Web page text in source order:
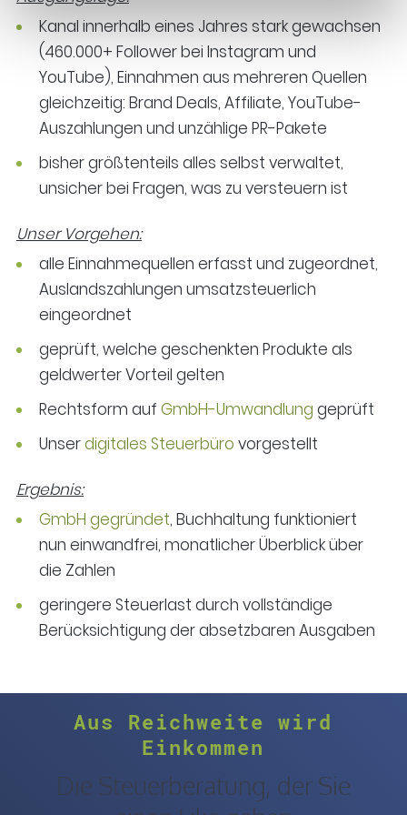
Kanal innerhalb eines Jahres stark gewachsen
(460.000+ Follower bei Instagram und
YouTube), Einnahmen aus mehreren Quellen
gleichzeitig: Brand Deals, Affiliate, YouTube-
Auszahlungen und unzählige PR-Pakete
bisher größtenteils alles selbst verwaltet,
unsicher bei Fragen, was zu versteuern ist
Unser Vorgehen:
alle Einnahmequellen erfasst und zugeordnet,
Auslandszahlungen umsatzsteuerlich
eingeordnet
geprüft, welche geschenkten Produkte als
geldwerter Vorteil gelten
Rechtsform auf GmbH-Umwandlung geprüft
Unserdigitales Steuerbüro vorgestellt
Ergebnis:
GmbH gegründet, Buchhaltung funktioniert
nun einwandfrei, monatlicher Überblick über
die Zahlen
geringere Steuerlast durch vollständige
Berücksichtigung der absetzbaren Ausgaben
Aus Reichweite wird
Einkommen
Die Steuerberatung, der Sie